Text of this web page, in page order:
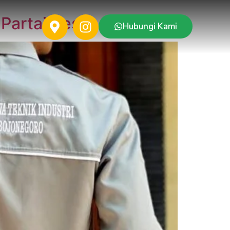
Hubungi Kami
Besar